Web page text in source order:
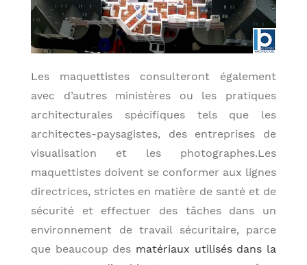
Les maquettistes consulteront également
avec d’autres ministères ou les pratiques
architecturales spécifiques tels que les
architectes-paysagistes, des entreprises de
visualisation et les photographes.Les
maquettistes doivent se conformer aux lignes
directrices, strictes en matière de santé et de
sécurité et effectuer des tâches dans un
environnement de travail sécuritaire, parce
que beaucoup des matériaux utilisés dans la